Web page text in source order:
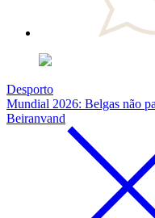
Desporto
Mundial 2026: Belgas não
Beiranvand